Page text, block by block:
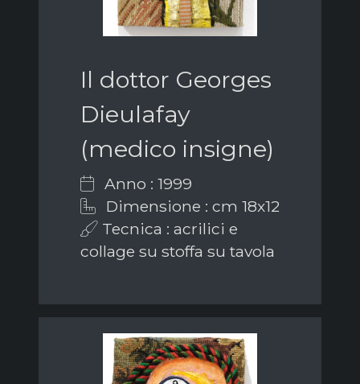
Il dottor Georges
Dieulafay
(medico insigne)
Anno : 1999
Dimensione : cm 18x12
Tecnica : acrilici e
collage su stoffa su tavola